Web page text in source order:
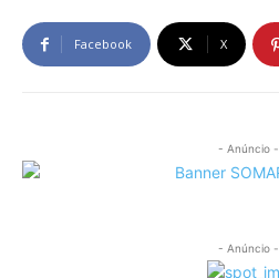
Facebook X
- Anúncio -
- Anúncio -